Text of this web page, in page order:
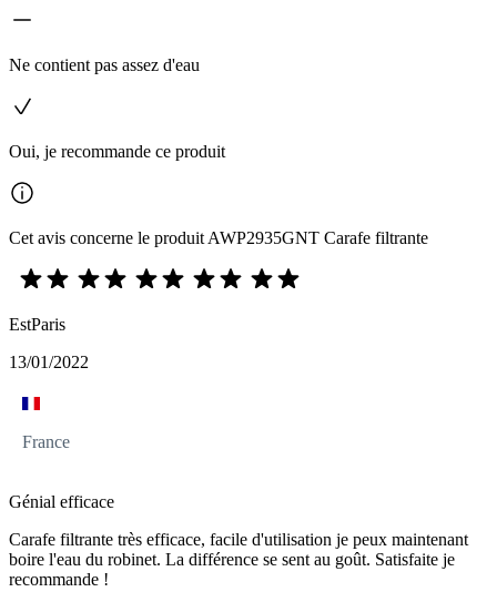
Ne contient pas assez d'eau
Oui, je recommande ce produit
Cet avis concerne le produit AWP2935GNT Carafe filtrante
EstParis
13/01/2022
France
Génial efficace
Carafe filtrante très efficace, facile d'utilisation je peux maintenant
boire l'eau du robinet. La différence se sent au goût. Satisfaite je
recommande !